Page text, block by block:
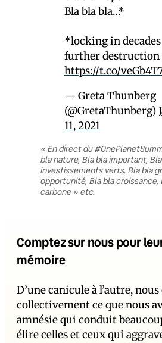
Bla bla bla…*
*locking in
further destruction
https://t.co/
— Greta Thunberg
(@GretaThunberg)
11, 2021
« En direct du
bla nature, Bla bla important,
investissements verts, Bla bla
opportunité, Bla bla
carbone » etc.
Comptez sur nous pour
mémoire
D’une canicule à l’autre,
collectivement ce que nous
amnésie qui conduit
élire celles et ceux qui